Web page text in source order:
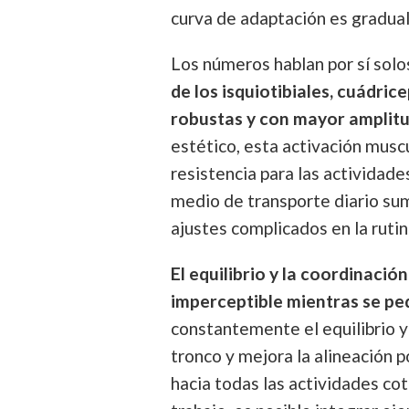
curva de adaptación es
Los números hablan por sí
de los isquiotibiales,
robustas y con mayor
estético, esta activación
resistencia para las
medio de transporte diario
ajustes complicados en la
El equilibrio y la
imperceptible mientras se
constantemente el equilibrio
tronco y mejora la alineación
hacia todas las actividades